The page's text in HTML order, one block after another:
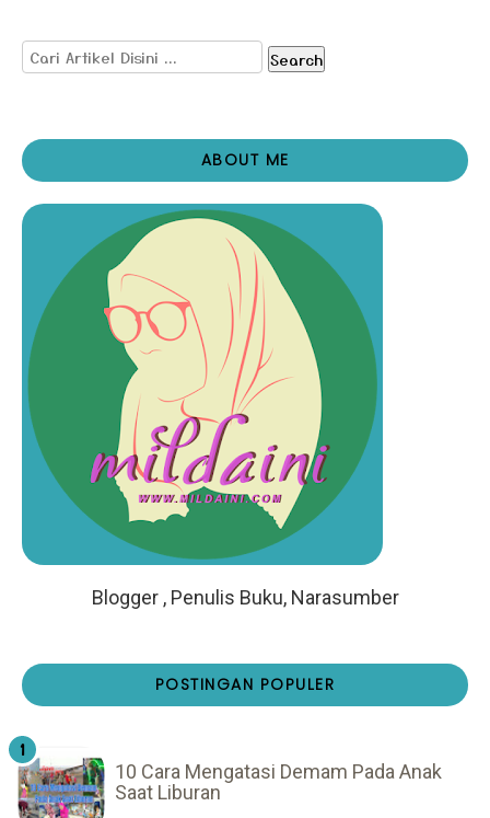
Search
ABOUT ME
Blogger , Penulis Buku, Narasumber
POSTINGAN POPULER
10 Cara Mengatasi Demam Pada Anak
Saat Liburan